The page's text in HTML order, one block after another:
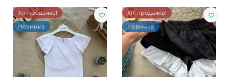
Хіт продажів!
Новинка
Хіт продажів!
Новинка